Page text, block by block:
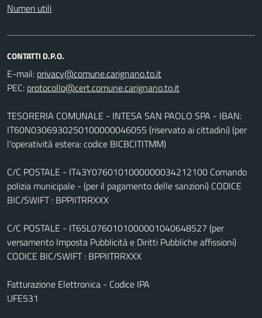
Numeri utili
CONTATTI D.P.O.
E-mail:
PEC:
TESORERIA COMUNALE - INTESA SAN PAOLO SPA - IBAN:
IT60N0306930250100000046055 (riservato ai cittadini) (per
l'operatività estera: codice BICBCITITMM)
C/C POSTALE - IT43Y0760101000000034212100 Comando
polizia municipale - (per il pagamento delle sanzioni) CODICE
BIC/SWIFT : BPPIITRRXXX
C/C POSTALE - IT65L0760101000001040648527 (per
versamento Imposta Pubblicità e Diritti Pubbliche affissioni)
CODICE BIC/SWIFT : BPPIITRRXXX
Fatturazione Elettronica - Codice IPA
UFE531